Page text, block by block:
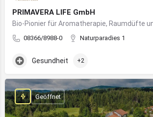
PRIMAVERA LIFE GmbH
Bio-Pionier für Aromatherapie, Raumdüfte
08366/8988-0 Naturparadies 1
Gesundheit +2
Geöffnet